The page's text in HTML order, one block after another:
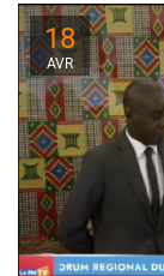
18
AVR